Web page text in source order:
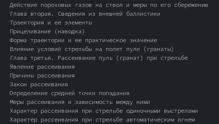
Действие пороховых газов на ствол и меры по его сбережению
Глава вторая. Сведения из внешней баллистики
Траектория и ее элементы
Прицеливание (наводка)
Форма траектории и ее практическое значение
Влияние условий стрельбы на полет пули (гранаты)
Глава третья. Рассеивание пуль (гранат) при стрельбе
Явление рассеивания
Причины рассеивания
Закон рассеивания
Определение средней точки попадания
Меры рассеивания и зависимость между ними
Характер рассеивания при стрельбе одиночными выстрелами
Характер рассеивания при стрельбе автоматическим огнем